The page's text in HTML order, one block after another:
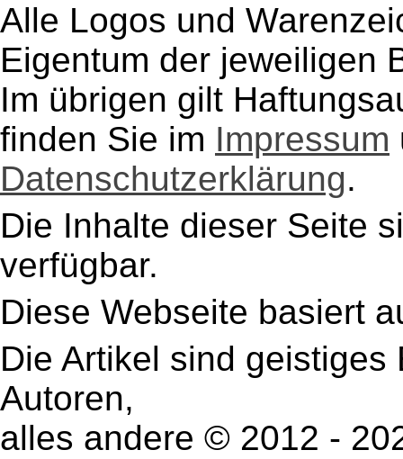
Alle Logos und
Eigentum der jeweiligen
Im übrigen gilt
finden Sie im Impressum
Datenschutzerklärung.
Die Inhalte dieser Seite
verfügbar.
Diese Webseite basiert
Die Artikel sind
Autoren,
alles andere © 2012 -